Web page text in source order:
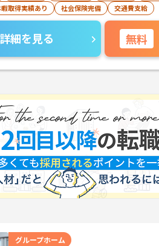
取得実績あり 社会保険完備 交通費支給
詳細を見る 無料
グループホーム